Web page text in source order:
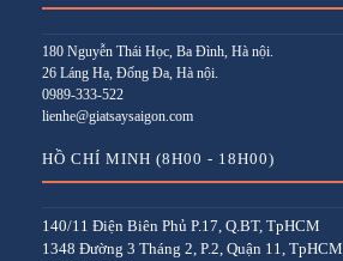
180 Nguyễn Thái Học, Ba Đình, Hà nội.
26 Láng Hạ, Đống Đa, Hà nội.
0989-333-522
lienhe@giatsaysaigon.com
HỒ CHÍ MINH (8H00 - 18H00)
140/11 Điện Biên Phủ P.17, Q.BT, TpHCM
1348 Đường 3 Tháng 2, P.2, Quận 11, TpHCM